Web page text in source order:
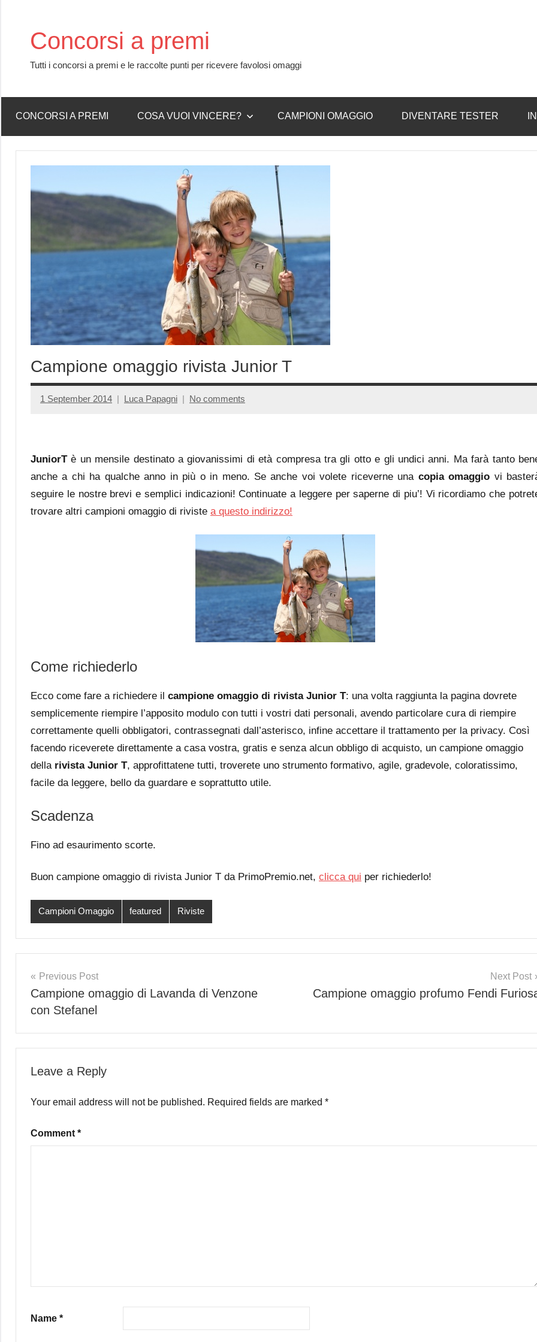
contentConcorsi a premi
Tutti i concorsi a premi e le raccolte punti per ricevere favolosi omaggi
CONCORSI A PREMI COSA VUOI VINCERE? CAMPIONI OMAGGIO DIVENTARE TESTER
Campione omaggio rivista Junior T
1 September 2014 Luca Papagni No comments
JuniorTè un mensile destinato a giovanissimi di età compresa tra gli otto e gli undici anni. Ma farà tanto
anche a chi ha qualche anno in più o in meno. Se anche voi volete riceverne una copia omaggio vi
seguire le nostre brevi e semplici indicazioni! Continuate a leggere per saperne di piu’! Vi ricordiamo che
trovare altri campioni omaggio di riviste a questo indirizzo!
Come richiederlo
Ecco come fare a richiedere il campione omaggio di rivista Junior T: una volta raggiunta la pagina dovrete
semplicemente riempire l’apposito modulo con tutti i vostri dati personali, avendo particolare cura di riempire
correttamente quelli obbligatori, contrassegnati dall’asterisco, infine accettare il trattamento per la privacy. Così
facendo riceverete direttamente a casa vostra, gratis e senza alcun obbligo di acquisto, un campione omaggio
della rivista Junior T, approfittatene tutti, troverete uno strumento formativo, agile, gradevole, coloratissimo,
facile da leggere, bello da guardare e soprattutto utile.
Scadenza
Fino ad esaurimento scorte.
Buon campione omaggio di rivista Junior T da PrimoPremio.net, clicca qui per richiederlo!
Campioni Omaggio featured Riviste
Post
navigation
Previous Post
Campione omaggio di Lavanda di Venzone
con Stefanel
Next Post
Campione omaggio profumo Fendi
Leave a Reply
Your email address will not be published. Required fields are marked *
Comment *
Name *